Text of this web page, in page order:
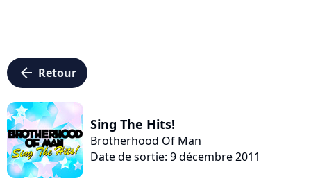
arrow_left Retour
Sing The Hits!
Brotherhood Of Man
Date de sortie: 9 décembre 2011